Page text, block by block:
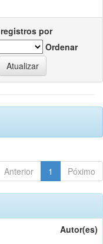
por
Ordenar
Anterior 1 Póximo
Autor(es)